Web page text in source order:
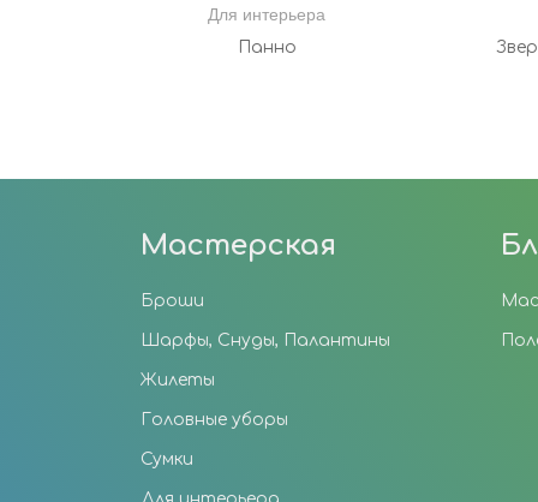
Для интерьера
Панно
Мастерская
Броши
Шарфы, Снуды, Палантины
Жилеты
Головные уборы
Сумки